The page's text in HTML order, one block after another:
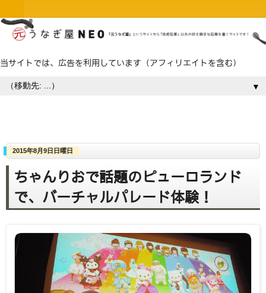
当サイトでは、広告を利用しています（アフィリエイトを含む）
▼
2015年8月9日日曜日
ちゃんりおで話題のピューロランド
で、バーチャルパレード体験！